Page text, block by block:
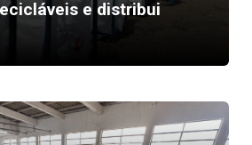
e distribui